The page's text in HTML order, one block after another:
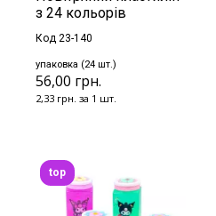
з 24 кольорів
Код 23-140
упаковка (24 шт.)
56,00 грн.
2,33 грн. за 1 шт.
top